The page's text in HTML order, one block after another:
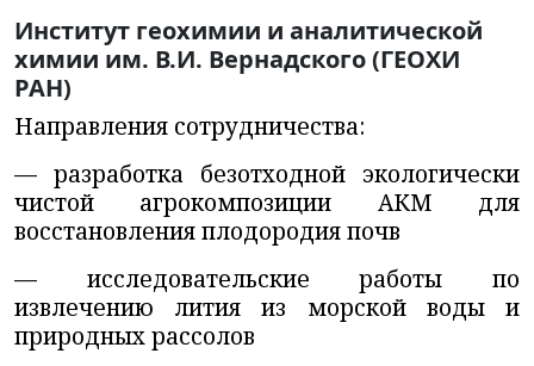
Институт геохимии и аналитической
химии им. В.И. Вернадского (ГЕОХИ
РАН)
Направления сотрудничества:
— разработка безотходной экологически
чистой агрокомпозиции АКМ для
восстановления плодородия почв
— исследовательские работы по
извлечению лития из морской воды и
природных рассолов